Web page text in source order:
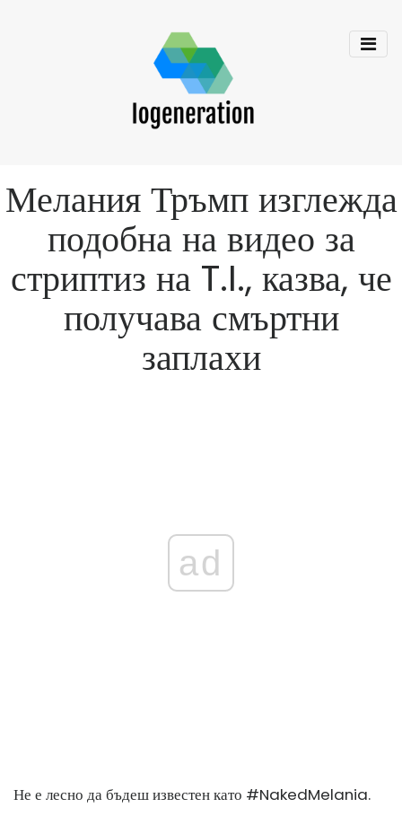
Мелания Тръмп изглежда
подобна на видео за
стриптиз на T.I., казва, че
получава смъртни
заплахи
ad
Не е лесно да бъдеш известен като #NakedMelania.